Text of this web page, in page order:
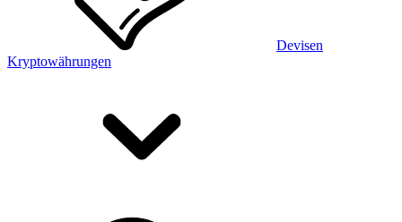
Devisen
Kryptowährungen